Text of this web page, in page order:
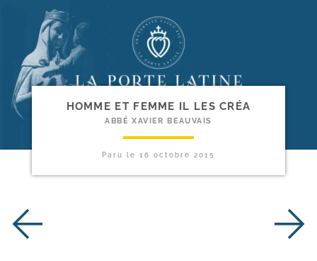
HOMME ET FEMME IL LES CRÉA
ABBÉ XAVIER BEAUVAIS
Paru le16 octobre 2015